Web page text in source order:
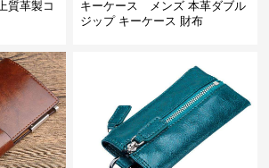
質革製コ
キーケース メンズ 本革ダブル
ジップ キーケース 財布